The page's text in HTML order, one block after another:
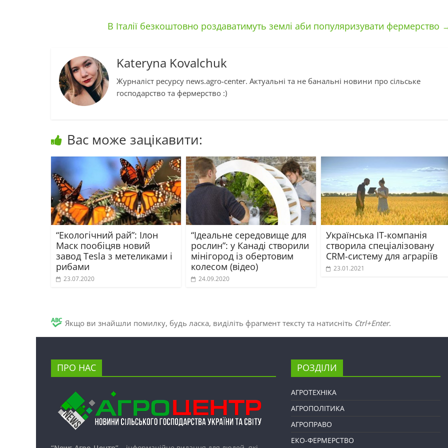
В Італії безкоштовно роздаватимуть землі аби популяризувати фермерство
Kateryna Kovalchuk
Журналіст ресурсу news.agro-center. Актуальні та не банальні новини про сільське
господарство та фермерство :)
Вас може зацікавити:
“Екологічний рай”: Ілон
Маск пообіцяв новий
завод Tesla з метеликами і
рибами
23.07.2020
“Ідеальне середовище для
рослин”: у Канаді створили
мінігород із обертовим
колесом (відео)
24.09.2020
Українська ІТ-компанія
створила спеціалізовану
CRM-систему для аграріїв
23.01.2021
Якщо ви знайшли помилку, будь ласка, виділіть фрагмент тексту та натисніть Ctrl+Enter.
ПРО НАС РОЗДІЛИ
АГРОТЕХНІКА
АГРОПОЛІТИКА
АГРОПРАВО
ЕКО-ФЕРМЕРСТВО